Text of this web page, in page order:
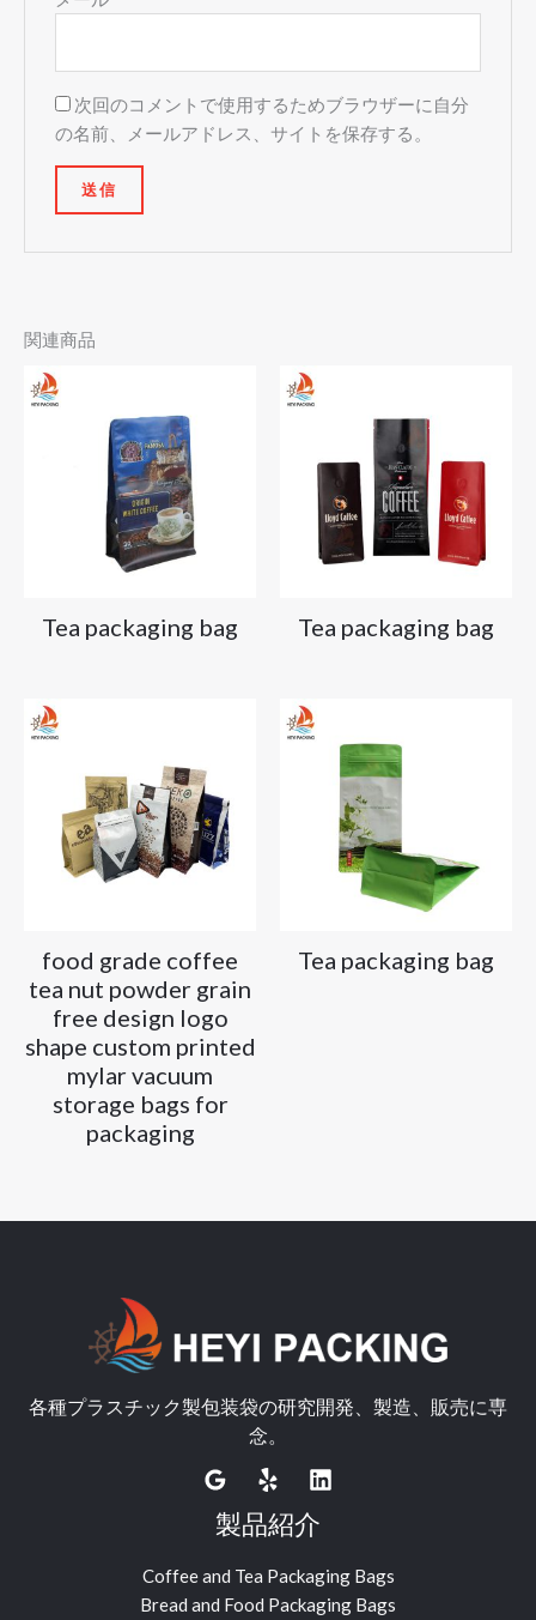
次回のコメントで使用するためブラウザーに自分
の名前、メールアドレス、サイトを保存する。
関連商品
Tea packaging bag Tea packaging bag
food grade coffee
tea nut powder grain
free design logo
shape custom printed
mylar vacuum
storage bags for
packaging
Tea packaging bag
各種プラスチック製包装袋の研究開発、製造、販売に専
念。
製品紹介
Coffee and Tea Packaging Bags
Bread and Food Packaging Bags